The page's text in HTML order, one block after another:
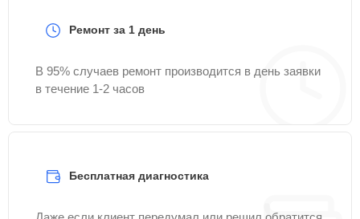
Ремонт за 1 день
В 95% случаев ремонт производится в день заявки
в течение 1-2 часов
Бесплатная диагностика